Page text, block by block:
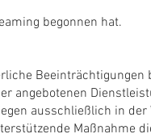
begonnen hat.
Beeinträchtigungen
angebotenen
ausschließlich in der
Maßnahme